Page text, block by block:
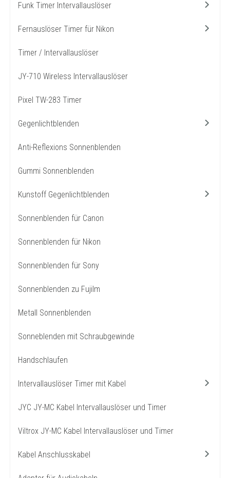
Funk Timer Intervallauslöser
Fernauslöser Timer für Nikon
Timer / Intervallauslöser
JY-710 Wireless Intervallauslöser
Pixel TW-283 Timer
Gegenlichtblenden
Anti-Reflexions Sonnenblenden
Gummi Sonnenblenden
Kunstoff Gegenlichtblenden
Sonnenblenden für Canon
Sonnenblenden für Nikon
Sonnenblenden für Sony
Sonnenblenden zu Fujilm
Metall Sonnenblenden
Sonneblenden mit Schraubgewinde
Handschlaufen
Intervallauslöser Timer mit Kabel
JYC JY-MC Kabel Intervallauslöser und Timer
Viltrox JY-MC Kabel Intervallauslöser und Timer
Kabel Anschlusskabel